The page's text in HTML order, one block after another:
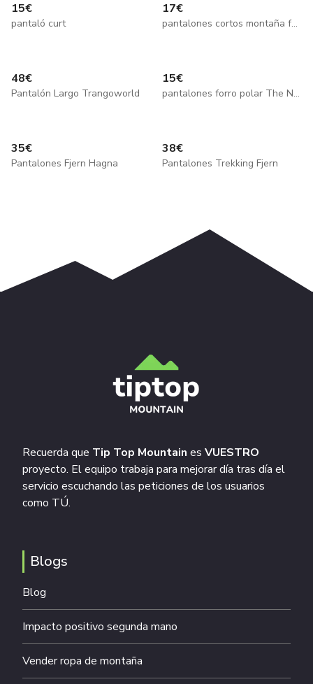
15€
pantaló curt
17€
pantalones cortos montaña forclaz
48€
Pantalón Largo Trangoworld
15€
pantalones forro polar The North Face
35€
Pantalones Fjern Hagna
38€
Pantalones Trekking Fjern
Recuerda que Tip Top Mountain es VUESTRO
proyecto. El equipo trabaja para mejorar día tras día el
servicio escuchando las peticiones de los usuarios
como TÚ.
Blogs
Blog
Impacto positivo segunda mano
Vender ropa de montaña